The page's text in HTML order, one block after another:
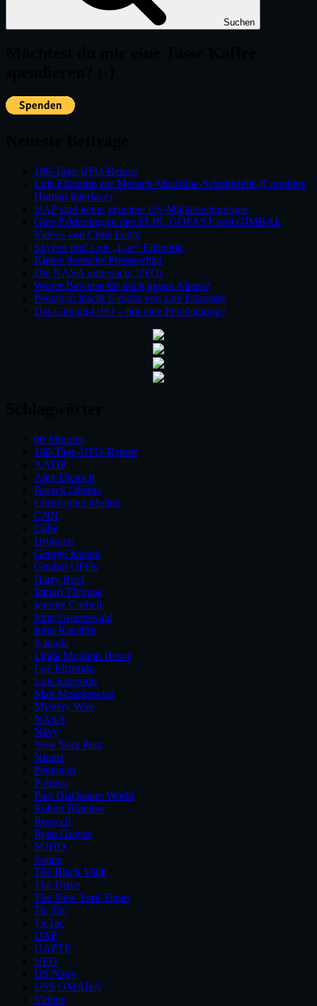
Suchen
180-Tage-UFO-Report
Luis Elizondo zur Mensch-Maschine-Schnittstelle (Cognitive
Human Interface)
UAP sind keine geheime US-Militärtechnologie
Gute Erklärung zu den FLIR, GOFAST und GIMBAL
Videos von Chris Lehto
Skyfort und Luis „Lue“ Elizondo
Kleine deutsche Presseschau
Die NASA untersucht UFOs
Weder Beweise für noch gegen Aliens?
Pentagon löscht E-mails von Lue Elizondo
Das Gimbal-UFO – nur eine Fehldeutung?
60 Minutes
180-Tage-UFO-Report
AATIP
Alex Dietrich
Barack Obama
Christopher Mellon
CNN
Cube
Drohnen
George Knapp
Gimbal UFOs
Harry Reid
Jamarl Thomas
Jeremy Corbell
John Greenewald
John Ratcliffe
Kanada
Linda Moulton Howe
Lue Elizondo
Luis Elizondo
Max Moszkowicz
Mystery Wire
NASA
Navy
New York Post
Nimitz
Pentagon
Politico
Post Disclosure World
Robert Bigelow
Roswell
Ryan Graves
SOHO
Sonne
The Black Vault
The Drive
The New York Times
Tic Tac
TicTac
UAP
UAPTF
UFO
US Navy
USS OMAHA
Videos